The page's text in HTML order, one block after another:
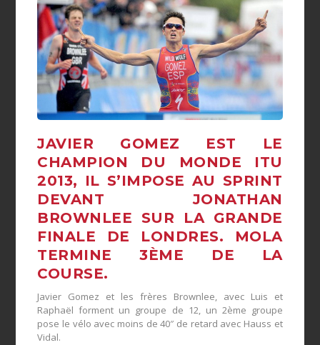
JAVIER GOMEZ EST LE
CHAMPION DU MONDE ITU
2013, IL S’IMPOSE AU SPRINT
DEVANT JONATHAN
BROWNLEE SUR LA GRANDE
FINALE DE LONDRES. MOLA
TERMINE 3ÈME DE LA
COURSE.
Javier Gomez et les frères Brownlee, avec Luis et
Raphaël forment un groupe de 12, un 2ème groupe
pose le vélo avec moins de 40″ de retard avec Hauss et
Vidal.